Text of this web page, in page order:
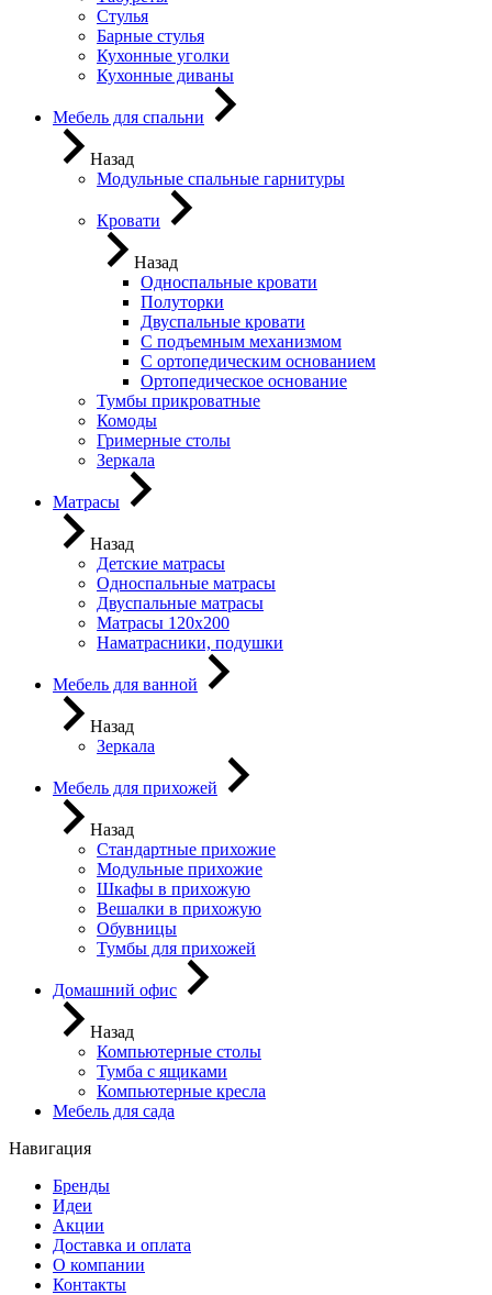
Стулья
Барные стулья
Кухонные уголки
Кухонные диваны
Мебель для спальни
Назад
Модульные спальные гарнитуры
Кровати
Назад
Односпальные кровати
Полуторки
Двуспальные кровати
С подъемным механизмом
С ортопедическим основанием
Ортопедическое основание
Тумбы прикроватные
Комоды
Гримерные столы
Зеркала
Матрасы
Назад
Детские матрасы
Односпальные матрасы
Двуспальные матрасы
Матрасы 120х200
Наматрасники, подушки
Мебель для ванной
Назад
Зеркала
Мебель для прихожей
Назад
Стандартные прихожие
Модульные прихожие
Шкафы в прихожую
Вешалки в прихожую
Обувницы
Тумбы для прихожей
Домашний офис
Назад
Компьютерные столы
Тумба с ящиками
Компьютерные кресла
Мебель для сада
Навигация
Бренды
Идеи
Акции
Доставка и оплата
О компании
Контакты